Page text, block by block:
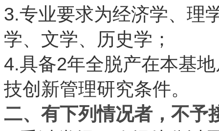
3.专业要求为经济学、理
学、文学、历史学；
4.具备2年全脱产在本基
技创新管理研究条件。
二、有下列情况者，不予